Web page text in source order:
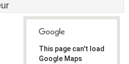
This page can't load
Google Maps